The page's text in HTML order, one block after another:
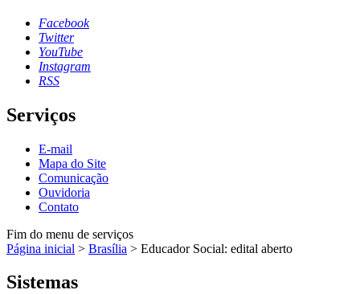
Facebook
Twitter
YouTube
Instagram
RSS
Serviços
E-mail
Mapa do Site
Comunicação
Ouvidoria
Contato
Fim do menu de serviços
Página inicial > Brasília > Educador Social: edital aberto
Sistemas